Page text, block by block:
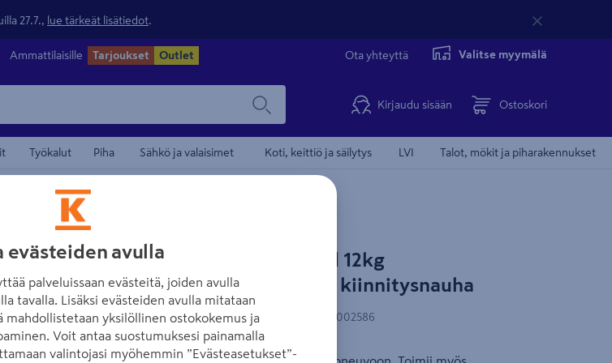
27.7., lue tärkeät lisätiedot
Ammattilaisille Tarjoukset Outlet Ota yhteyttä Valitse myymälä
Kirjaudu sisään Ostoskori
Työkalut Piha Sähkö ja valaisimet Koti, keittiö ja säilytys LVI Talot, mökit ja piharakennukset
ja vaahtosammuttimet
Ajoneuvoteline Housegard 12kg
sammuttimelle säädettävä kiinnitysnauha
Tuotenumero: 502335985 EAN-koodi 7320896002586
evästeiden avulla
palveluissaan evästeitä, joiden avulla
tavalla. Lisäksi evästeiden avulla mitataan
mahdollistetaan yksilöllinen ostokokemus ja
Voit antaa suostumuksesi painamalla
valintojasi myöhemmin ”Evästeasetukset”-